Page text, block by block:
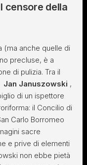
censore della
(ma anche quelle di
precluse, è a
di pulizia. Tra il
Jan Januszowski ,
di un ispettore
il Concilio di
Carlo Borromeo
sacre
e prive di elementi
non ebbe pietà